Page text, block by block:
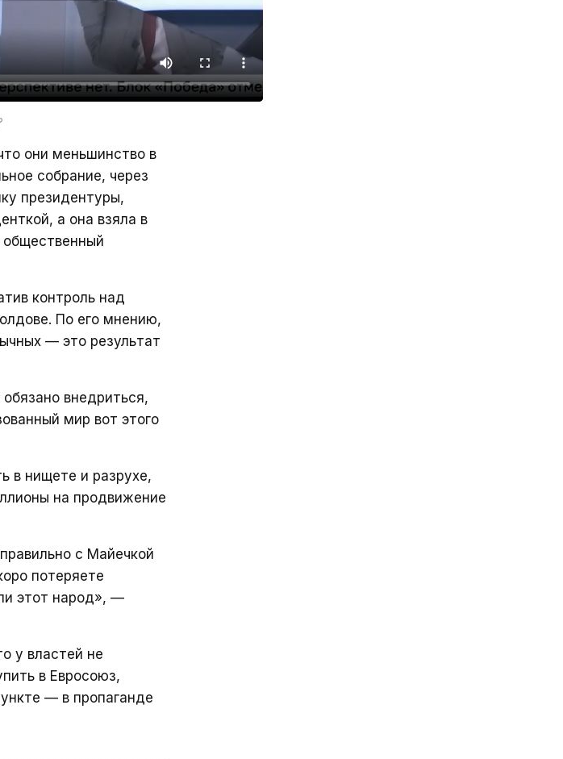
они меньшинство в
собрание, через
президентуры,
а она взяла в
контроль над
По его мнению,
— это результат
внедриться,
мир вот этого
в нищете и разрухе,
на продвижение
с Майечкой
потеряете
этот народ», —
у властей не
в Евросоюз,
— в пропаганде